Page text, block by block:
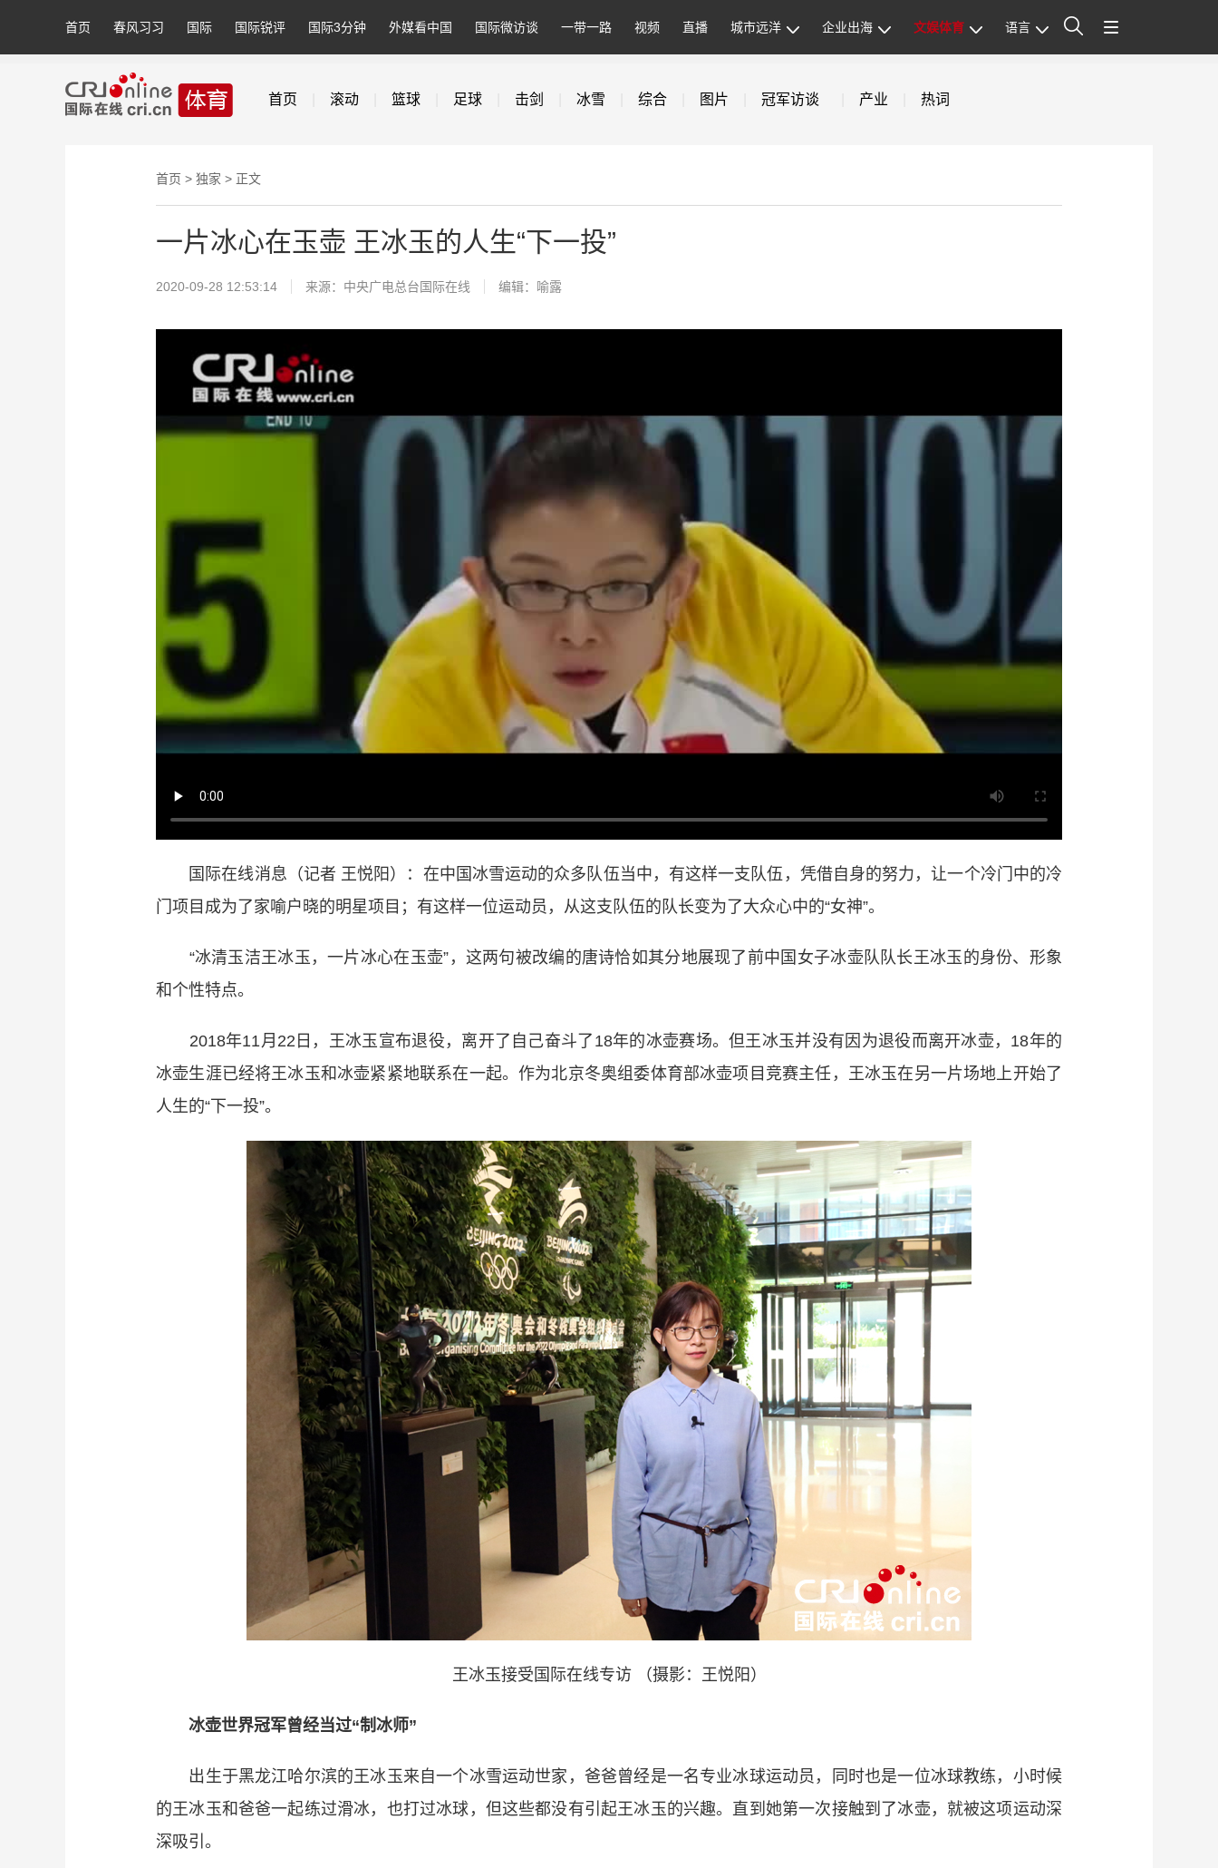
首页 春风习习 国际 国际锐评 国际3分钟 外媒看中国 国际微访谈 一带一路 视频 直播 城市远洋 企业出海 文娱体育 语言 站内搜索
首页 滚动 篮球 足球 击剑 冰雪 综合 图片 冠军访谈 产业 热词
首页 > 独家 > 正文
一片冰心在玉壶 王冰玉的人生“下一投”
2020-09-28 12:53:14 来源：中央广电总台国际在线 编辑：喻露
国际在线消息（记者 王悦阳）：在中国冰雪运动的众多队伍当中，有这样一支队伍，凭借自身的努力，让一个冷门中的冷
门项目成为了家喻户晓的明星项目；有这样一位运动员，从这支队伍的队长变为了大众心中的“女神”。
“冰清玉洁王冰玉，一片冰心在玉壶”，这两句被改编的唐诗恰如其分地展现了前中国女子冰壶队队长王冰玉的身份、形象
和个性特点。
2018年11月22日，王冰玉宣布退役，离开了自己奋斗了18年的冰壶赛场。但王冰玉并没有因为退役而离开冰壶，18年的
冰壶生涯已经将王冰玉和冰壶紧紧地联系在一起。作为北京冬奥组委体育部冰壶项目竞赛主任，王冰玉在另一片场地上开始了
人生的“下一投”。
王冰玉接受国际在线专访 （摄影：王悦阳）
冰壶世界冠军曾经当过“制冰师”
出生于黑龙江哈尔滨的王冰玉来自一个冰雪运动世家，爸爸曾经是一名专业冰球运动员，同时也是一位冰球教练，小时候
的王冰玉和爸爸一起练过滑冰，也打过冰球，但这些都没有引起王冰玉的兴趣。直到她第一次接触到了冰壶，就被这项运动深
深吸引。